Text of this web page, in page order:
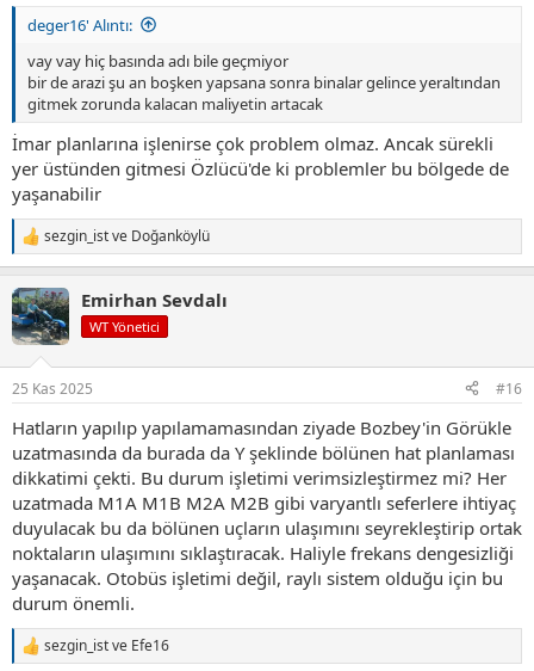
deger16' Alıntı:
vay vay hiç basında adı bile geçmiyor
bir de arazi şu an boşken yapsana sonra binalar gelince yeraltından
gitmek zorunda kalacan maliyetin artacak
İmar planlarına işlenirse çok problem olmaz. Ancak sürekli
yer üstünden gitmesi Özlücü'de ki problemler bu bölgede de
yaşanabilir
T
e
k
i
l
:
sezgin_istve Doğanköylü
Emirhan Sevdalı
WT Yönetici
25 Kas 2025 #16
Hatların yapılıp yapılamamasından ziyade Bozbey'in Görükle
uzatmasında da burada da Y şeklinde bölünen hat planlaması
dikkatimi çekti. Bu durum işletimi verimsizleştirmez mi? Her
uzatmada M1A M1B M2A M2B gibi varyantlı seferlere ihtiyaç
duyulacak bu da bölünen uçların ulaşımını seyrekleştirip ortak
noktaların ulaşımını sıklaştıracak. Haliyle frekans dengesizliği
yaşanacak. Otobüs işletimi değil, raylı sistem olduğu için bu
durum önemli.
T
sezgin_istve Efe16